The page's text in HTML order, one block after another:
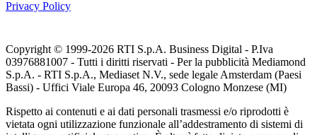
Privacy Policy
Copyright © 1999-2026 RTI S.p.A. Business Digital - P.Iva
03976881007 - Tutti i diritti riservati - Per la pubblicità Mediamond
S.p.A. - RTI S.p.A., Mediaset N.V., sede legale Amsterdam (Paesi
Bassi) - Uffici Viale Europa 46, 20093 Cologno Monzese (MI)
Rispetto ai contenuti e ai dati personali trasmessi e/o riprodotti è
vietata ogni utilizzazione funzionale all’addestramento di sistemi di